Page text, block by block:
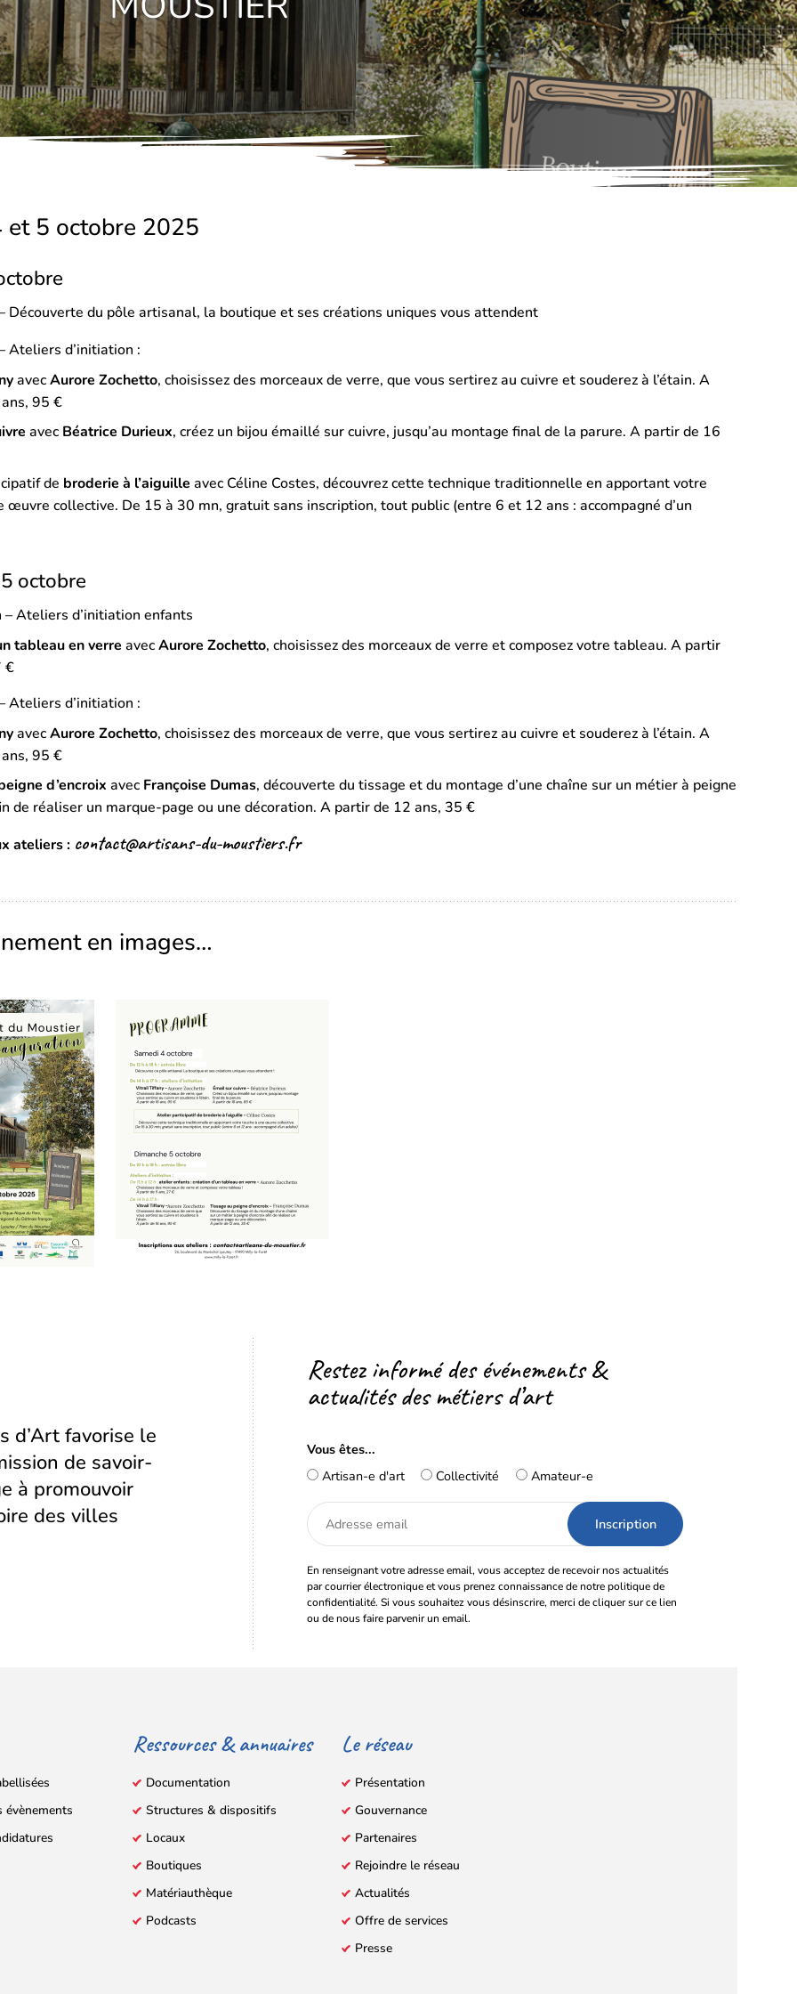
et 5 octobre 2025
Découverte du pôle artisanal, la boutique et ses créations uniques vous attendent
Ateliers d’initiation :
avecAurore Zochetto, choisissez des morceaux de verre, que vous sertirez au cuivre et souderez à l’étain. A
95 €
avec Béatrice Durieux, créez un bijou émaillé sur cuivre, jusqu’au montage final de la parure. A partir de 16
de broderie à l’aiguilleavec Céline Costes, découvrez cette technique traditionnelle en apportant votre
œuvre collective. De 15 à 30 mn, gratuit sans inscription, tout public (entre 6 et 12 ans : accompagné d’un
octobre
– Ateliers d’initiation enfants
tableau en verre avecAurore Zochetto, choisissez des morceaux de verre et composez votre tableau. A partir
€
Ateliers d’initiation :
avecAurore Zochetto, choisissez des morceaux de verre, que vous sertirez au cuivre et souderez à l’étain. A
95 €
d’encroixavec Françoise Dumas, découverte du tissage et du montage d’une chaîne sur un métier à peigne
de réaliser un marque-page ou une décoration. A partir de 12 ans, 35 €
ateliers : contact@artisans-du-moustiers.fr
en images…
d’Art favorise le
de savoir-
à promouvoir
des villes
Restez informé des événements &
actualités des métiers d’art
Vous êtes...
Artisan-e d'art
Collectivité Amateur-e
Adresse
email
En renseignant votre adresse email, vous acceptez de recevoir nos actualités
par courrier électronique et vous prenez connaissance de notre politique de
confidentialité. Si vous souhaitez vous désinscrire, merci de cliquer sur ce lien
ou de nous faire parvenir un email.
évènements
Ressources & annuaires
Documentation
Structures & dispositifs
Locaux
Boutiques
Matériauthèque
Podcasts
Le réseau
Présentation
Gouvernance
Partenaires
Rejoindre le réseau
Actualités
Offre de services
Presse